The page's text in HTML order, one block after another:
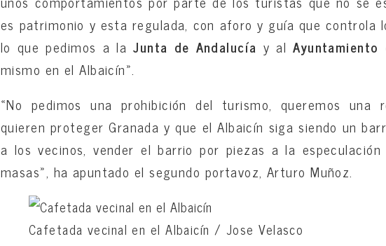
es patrimonio y esta regulada, con aforo y guía que controla
lo que pedimos a laJunta de Andalucía y alAyuntamiento
mismo en el Albaicín».
«No pedimos una prohibición del turismo, queremos una
quieren proteger Granada y que el Albaicín siga siendo un
a los vecinos, vender el barrio por piezas a la
masas», ha apuntado el segundo portavoz, Arturo Muñoz.
Cafetada vecinal en el Albaicín/ Jose Velasco